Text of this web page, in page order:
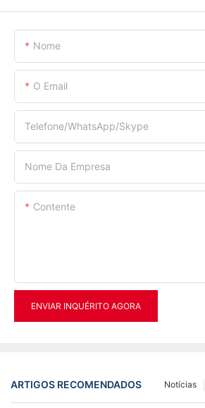
Nome
O Email
Telefone/WhatsApp/Skype
Nome Da Empresa
Contente
ENVIAR INQUÉRITO AGORA
ARTIGOS RECOMENDADOS Notícias